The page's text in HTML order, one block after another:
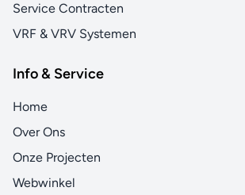
Service Contracten
VRF & VRV Systemen
Info & Service
Home
Over Ons
Onze Projecten
Webwinkel